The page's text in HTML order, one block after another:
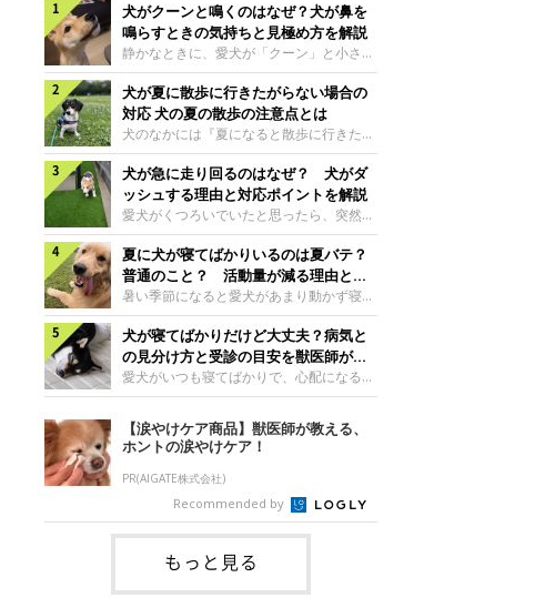
犬がクーンと鳴くのはなぜ？犬が鼻を
鳴らすときの気持ちと見極め方を解説
静かなときに、愛犬が「クーン」と小さく
鳴いたり、鼻を鳴らすような音を出したり
することはありませんか？ 大きく吠える
わけではない分、「不安なの？それとも何
かお願いしているの？」と気になる飼い主
さんもいるかもしれません。今回は、犬が
クーンと鳴く理由や鼻鳴らしの背景、見極
め方と対応のポイントなどについて、いぬ
のきもち獣医師相談室の原 駿太朗先生に
伺いました。クーンと鳴くのはどんな気持
ち？いぬのきもち投稿写真ギャラリー犬が
クーンと小さく鳴くときは、何らかの感情
を伝えようとしている場合があると考えら
れています。大
犬が夏に散歩に行きたがらない場合の
対応 犬の夏の散歩の注意点とは
犬のなかには『夏になると散歩に行きたが
らない、歩かなくなる』『暑い季節は散歩
の気配を察すると涼しい部屋から出ようと
しない』など散歩に行きたがらないコもい
るようです。愛犬の運動をさせてあげたい
のに、散歩に行きたがらない。このような
場合はどう対応すればよいのでしょうか？
「愛犬が夏に散歩に行きたがらない場合の
対応」について、いぬのきもち獣医師相談
室の白山さとこ先生に聞きました。Q.夏に
犬の散歩に行くときの注意点は？ いぬの
きもち投稿写真ギャラリーーー夏に愛犬と
散歩に行くときは、どのようなことに注意
をするとよい
犬が急に走り回るのはなぜ？ 犬がダ
ッシュする理由と対応ポイントを解説
愛犬がくつろいでいたと思ったら、突然部
屋の中を走り回り始める――そんな様子に
驚いたことはありませんか？ 急な動きに
「何が起きているの？」と戸惑う飼い主さ
んも多いでしょう。落ち着いていたはずな
のに、急にスイッチが入ったように見える
と不安になることもあります。今回は、犬
が急に走り回る理由や見極め方などについ
て、いぬのきもち獣医師相談室の岡本りさ
先生に伺いました。犬が急に走り回るのは
ラリー犬が突然走り回る行動は、必ずしも
珍しいものではないと考えられています。
体にたまったエ
夏に犬が寝てばかりいるのは夏バテ？
普通のこと？ 活動量が減る理由と対
策とは
暑い季節になると愛犬があまり動かず寝て
ばかりだと感じる飼い主さんはいません
か？その様子に、愛犬が夏バテで疲れてい
るのか、元気がないのかなど不安に感じる
方もいるのではないかと思います。 で
は、犬が寝てばかりいるときに対処が必要
かを見極める方法はあるのでしょうか？
「犬の活動量が夏に減る理由と対策」につ
いて、いぬのきもち獣医師相談室の山口み
き先生に話を聞きました。Q. 夏に犬の活
動量が減る理由は？ いぬのきもち投稿写
真ギャラリーーー夏に愛犬の活動量が減る
と感じる飼い主さんもいるようです。理由
としてどのようなこ
犬が寝てばかりだけど大丈夫？病気と
の見分け方と受診の目安を獣医師が解
説
愛犬がいつも寝てばかりで、心配になるこ
とはありませんか？今回は、犬の睡眠時間
や気を付けたほうがよい睡眠・心配ない睡
眠の違い、犬が寝てばかりいるときの対処
法について、いぬのきもち獣医師相談室の
岡本りさ先生に聞きました。そもそも犬の
睡眠時間はどれくらい？いぬのきもち投稿
写真ギャラリー――一般的に、犬は1日に
何時間くらい睡眠をとるのでしょうか？岡
本先生： 「犬の睡眠時間は、一般的に、
子犬のときは18～20時間程度、成犬は12
～15時間程度、シニア犬になると18～20
【涙やけケア商品】獣医師が教える、
ホントの涙やけケア！
PR(AIGATE株式会社)
Recommended by
もっと見る